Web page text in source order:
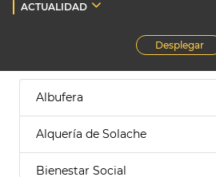
ACTUALIDAD
Desplegar
Albufera
Alquería de Solache
Bienestar Social